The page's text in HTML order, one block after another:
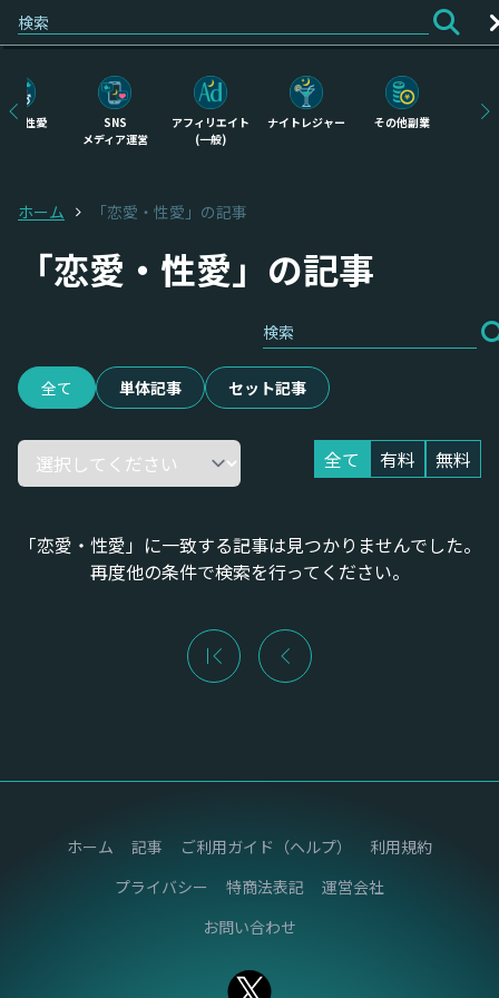
会員登録
・性愛
SNS
メディア運営
アフィリエイト
(一般)
ナイトレジャー その他副業
ホーム 「恋愛・性愛」の記事
「恋愛・性愛」の記事
全て 単体記事 セット記事
全て 有料 無料
「恋愛・性愛」に一致する記事は見つかりませんでした。
再度他の条件で検索を行ってください。
ホーム 記事 ご利用ガイド（ヘルプ）
利用規約
プライバシー
特商法表記
運営会社
お問い合わせ